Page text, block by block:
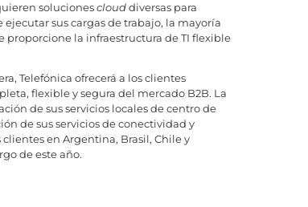
solucionesclouddiversas para
sus cargas de trabajo, la mayoría
proporcione la infraestructura de TI flexible
Telefónica ofrecerá a los clientes
flexible y segura del mercado B2B. La
de sus servicios locales de centro de
de sus servicios de conectividad y
clientes en Argentina, Brasil, Chile y
de este año.